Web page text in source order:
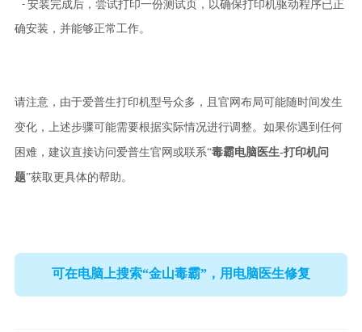
- 安装完成后，尝试打印一份测试页，以确保打印机驱动程序已正
确安装，并能够正常工作。
请注意，由于爱普生打印机型号众多，且官网布局可能随时间发生
变化，上述步骤可能需要根据实际情况进行调整。如果你遇到任何
困难，建议直接访问爱普生官网或联系“毒霸电脑医生-打印机问
题”获取更具体的帮助。
可在电脑上搜索“金山毒霸”，用电脑医生修复